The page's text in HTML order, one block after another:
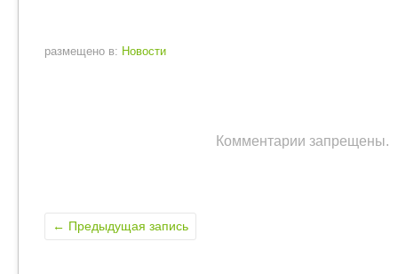
размещено в: Новости
Комментарии запрещены.
← Предыдущая запись